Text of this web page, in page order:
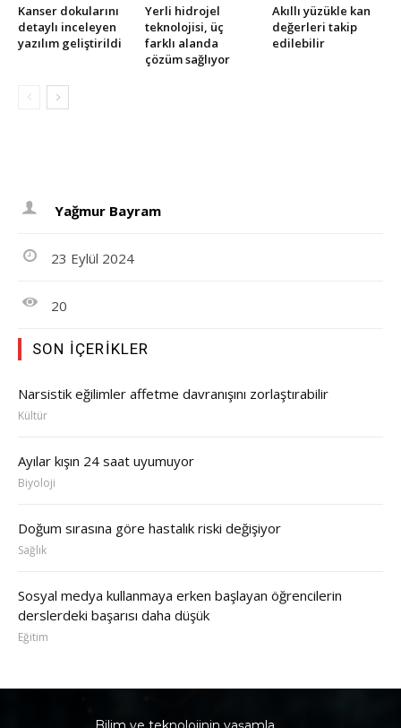
Kanser dokularını
detaylı inceleyen
yazılım geliştirildi
Yerli hidrojel
teknolojisi, üç
farklı alanda
çözüm sağlıyor
Akıllı yüzükle kan
değerleri takip
edilebilir
Yağmur Bayram
23 Eylül 2024
20
SON İÇERIKLER
Narsistik eğilimler affetme davranışını zorlaştırabilir
Kültür
Ayılar kışın 24 saat uyumuyor
Biyoloji
Doğum sırasına göre hastalık riski değişiyor
Sağlık
Sosyal medya kullanmaya erken başlayan öğrencilerin
derslerdeki başarısı daha düşük
Eğitim